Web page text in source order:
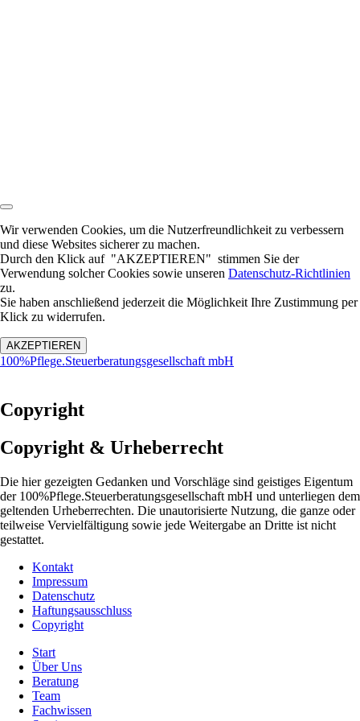
Wir verwenden Cookies, um die Nutzerfreundlichkeit zu verbessern
und diese Websites sicherer zu machen.
Durch den Klick auf "AKZEPTIEREN" stimmen Sie der
Verwendung solcher Cookies sowie unseren Datenschutz-Richtlinien
zu.
Sie haben anschließend jederzeit die Möglichkeit Ihre Zustimmung per
Klick zu widerrufen.
AKZEPTIEREN
100%Pflege.Steuerberatungsgesellschaft mbH
Copyright
Copyright & Urheberrecht
Die hier gezeigten Gedanken und Vorschläge sind geistiges Eigentum
der 100%Pflege.Steuerberatungsgesellschaft mbH und unterliegen dem
geltenden Urheberrechten. Die unautorisierte Nutzung, die ganze oder
teilweise Vervielfältigung sowie jede Weitergabe an Dritte ist nicht
gestattet.
Kontakt
Impressum
Datenschutz
Haftungsausschluss
Copyright
Start
Über Uns
Beratung
Team
Fachwissen